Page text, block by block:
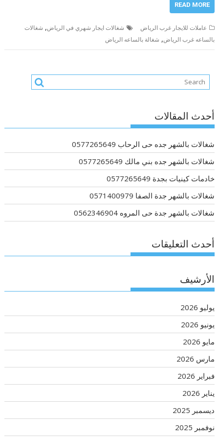
READ MORE
عاملات للايجار غرب الرياض شغالات ايجار شهري في الرياض, شغالات
بالساعه غرب الرياض, شغالة بالساعه الرياض
أحدث المقالات
شغالات بالشهر جده حى الرحاب 0577265649
شغالات بالشهر جده بني مالك 0577265649
خادمات كينيات بجدة 0577265649
شغالات بالشهر جدة الصفا 0571400979
شغالات بالشهر جدة حى المروه 0562346904
أحدث التعليقات
الأرشيف
يوليو 2026
يونيو 2026
مايو 2026
مارس 2026
فبراير 2026
يناير 2026
ديسمبر 2025
نوفمبر 2025